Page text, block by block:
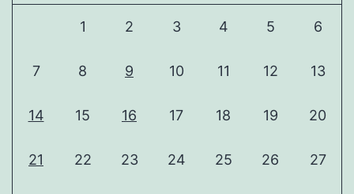
1 2 3 4 5 6
7 8 9 10 11 12 13
14 15 16 17 18 19 20
21 22 23 24 25 26 27